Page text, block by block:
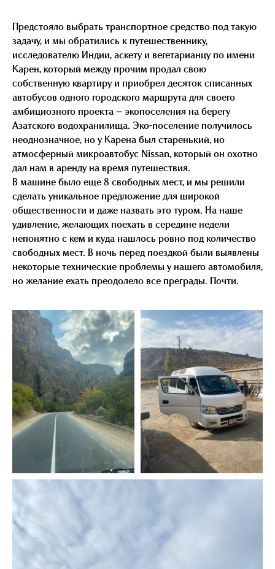
Предстояло выбрать транспортное средство под такую
задачу, и мы обратились к путешественнику,
исследователю Индии, аскету и вегетарианцу по имени
Карен, который между прочим продал свою
собственную квартиру и приобрел десяток списанных
автобусов одного городского маршрута для своего
амбициозного проекта — экопоселения на берегу
Азатского водохранилища. Эко-поселение получилось
неоднозначное, но у Карена был старенький, но
атмосферный микроавтобус Nissan, который он охотно
дал нам в аренду на время путешествия.
В машине было еще 8 свободных мест, и мы решили
сделать уникальное предложение для широкой
общественности и даже назвать это туром. На наше
удивление, желающих поехать в середине недели
непонятно с кем и куда нашлось ровно под количество
свободных мест. В ночь перед поездкой были выявлены
некоторые технические проблемы у нашего автомобиля,
но желание ехать преодолело все преграды. Почти.